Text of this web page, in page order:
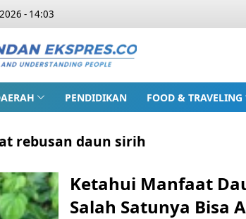
- 14:03
PENDIDIKAN FOOD & TRAVELING
rebusan daun sirih
Ketahui Manfaat
Salah Satunya Bisa